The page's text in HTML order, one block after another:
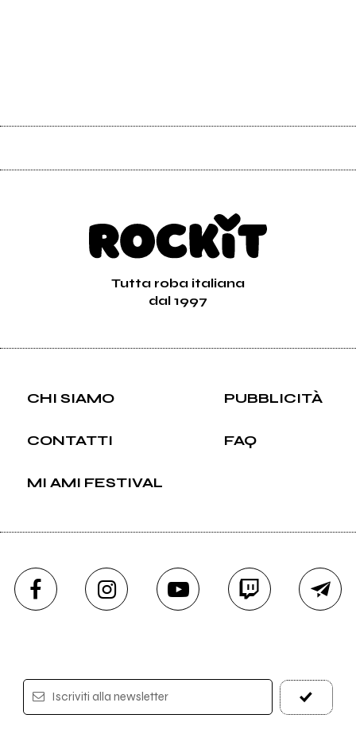
Tutta roba italiana
dal 1997
CHI SIAMO PUBBLICITÀ
CONTATTI FAQ
MI AMI FESTIVAL
Iscriviti alla newsletter